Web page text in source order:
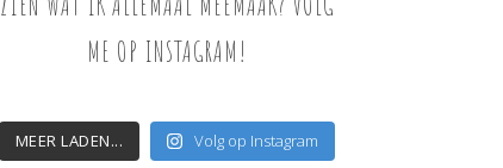
ME OP INSTAGRAM!
MEER LADEN... Volg op Instagram